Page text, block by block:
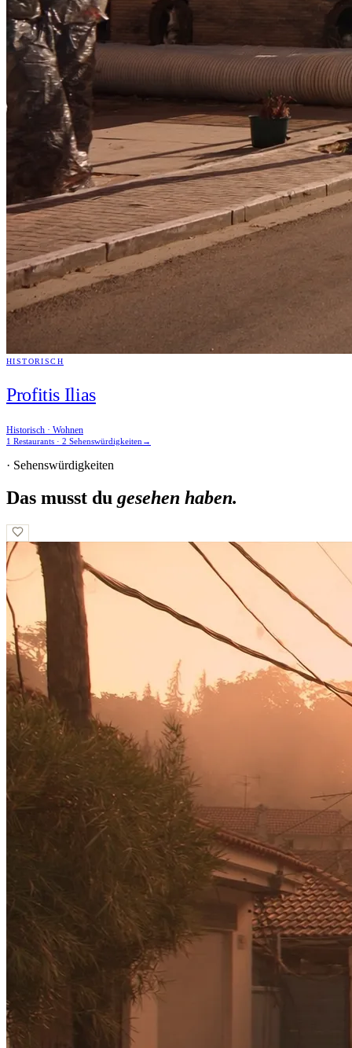
HISTORISCH
Profitis Ilias
Historisch · Wohnen
1 Restaurants · 2 Sehenswürdigkeiten →
· Sehenswürdigkeiten
Das musst du gesehen haben.